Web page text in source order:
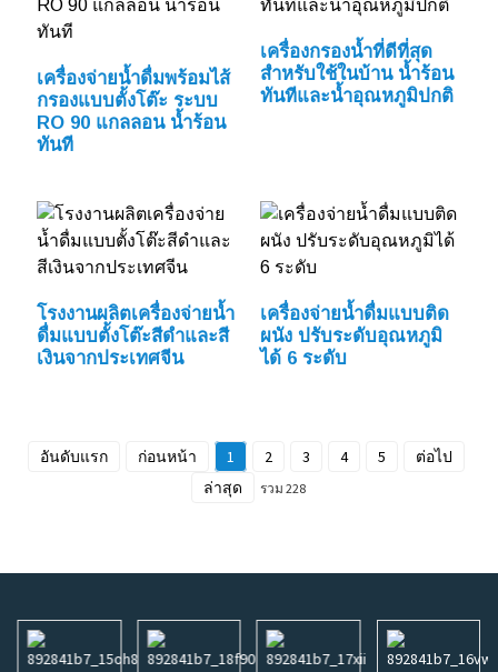
เครื่องจ่ายน้ำดื่มพร้อมไส้
กรองแบบตั้งโต๊ะ ระบบ
RO 90 แกลลอน น้ำร้อน
ทันที
เครื่องกรองน้ำที่ดีที่สุด
สำหรับใช้ในบ้าน น้ำร้อน
ทันทีและน้ำอุณหภูมิปกติ
โรงงานผลิตเครื่องจ่ายน้ำ
ดื่มแบบตั้งโต๊ะสีดำและสี
เงินจากประเทศจีน
เครื่องจ่ายน้ำดื่มแบบติด
ผนัง ปรับระดับอุณหภูมิ
ได้ 6 ระดับ
อันดับแรก ก่อนหน้า 1 2 3 4 5
ต่อไป
ล่าสุด
รวม 228